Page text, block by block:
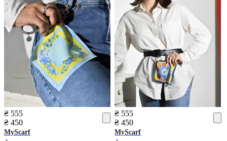
₴ 555
₴ 450
MyScarf
₴ 555
₴ 450
MyScarf